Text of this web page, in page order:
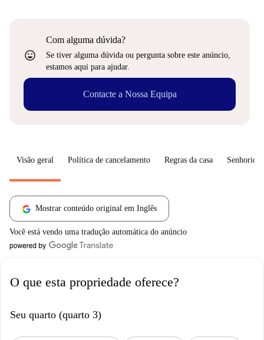
sentiment_very_satisfied
Com alguma dúvida?
Se tiver alguma dúvida ou pergunta sobre este anúncio,
estamos aqui para ajudar.
Contacte a Nossa Equipa
Visão geral Política de cancelamento Regras da casa Senhorio
Mostrar conteúdo original em Inglês
Você está vendo uma tradução automática do anúncio
O que esta propriedade oferece?
Seu quarto (quarto 3)